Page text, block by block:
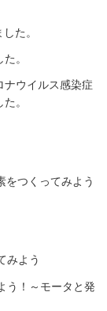
た。
。
ナウイルス感染症
。
つくってみよう
みよう
！～モータと発